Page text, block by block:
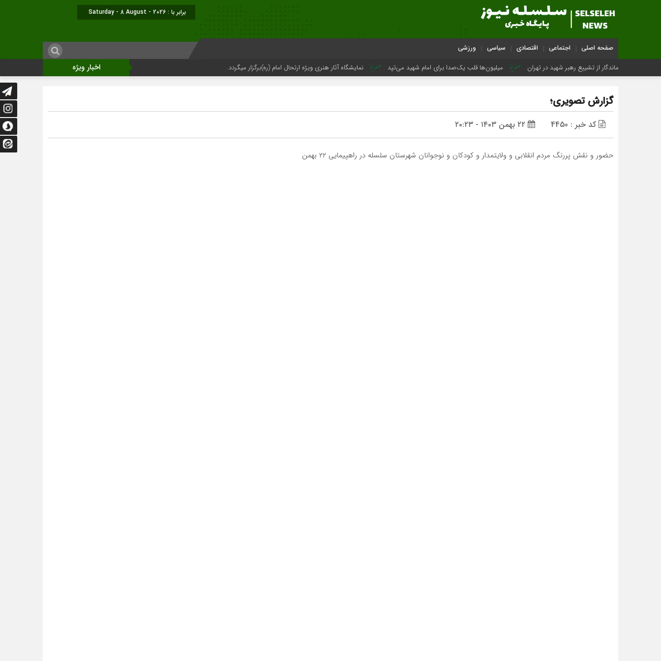
برابر با : Saturday - 8 August - 2026
صفحه اصلی اجتماعی اقتصادی سیاسی ورزشی
اخبار ویژه هایی ماندگار از تشییع رهبر شهید در تهران میلیون‌ها قلب یک‌صدا برای امام شهید می‌تپد نمایشگاه آثار هنری ویژه ارتحال امام (ره)برگزار میگردد.
گزارش تصویری؛
کد خبر : 4450
حضور و نقش پررنگ مردم انقلابی و ولایتمدار و کودکان و نوجوانان شهرستان سلسله در راهپیمایی ۲۲ بهمن